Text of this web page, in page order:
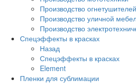
Производство
Производство уличной
Производство
Спецэффекты в красках
Назад
Спецэффекты в красках
Element
Пленки для сублимации